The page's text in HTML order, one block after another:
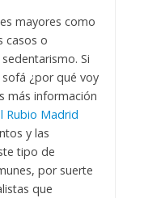
mayores como
casos o
Si
¿por qué voy
más información
Rubio Madrid
y las
tipo de
por suerte
que